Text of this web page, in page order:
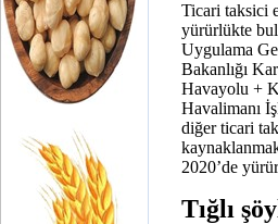
Ticari taksici
yürürlükte
Uygulama
Bakanlığı
Havayolu +
Havalimanı
diğer ticari
2020’de
Tığlı